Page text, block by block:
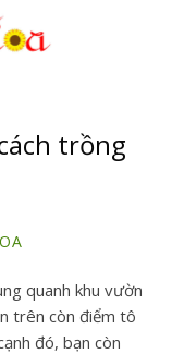
trồng
quanh khu vườn
trên còn điểm tô
đó, bạn còn